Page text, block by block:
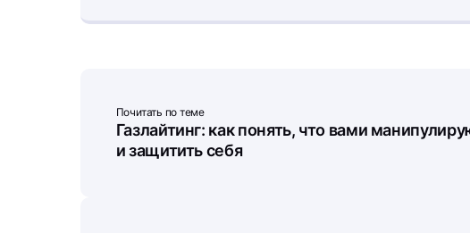
Почитать по теме
Газлайтинг: как понять, что вами
и защитить себя